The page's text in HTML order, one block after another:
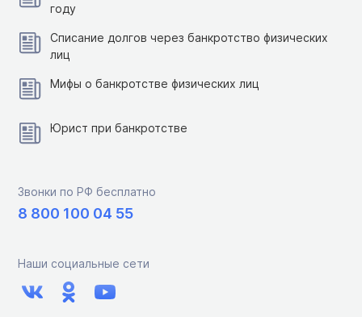
году
Списание долгов через банкротство физических
лиц
Мифы о банкротстве физических лиц
Юрист при банкротстве
Звонки по РФ бесплатно
8 800 100 04 55
Наши социальные сети